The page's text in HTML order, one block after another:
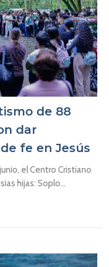
de 88
dar
fe en Jesús
el Centro Cristiano
hijas: Soplo...